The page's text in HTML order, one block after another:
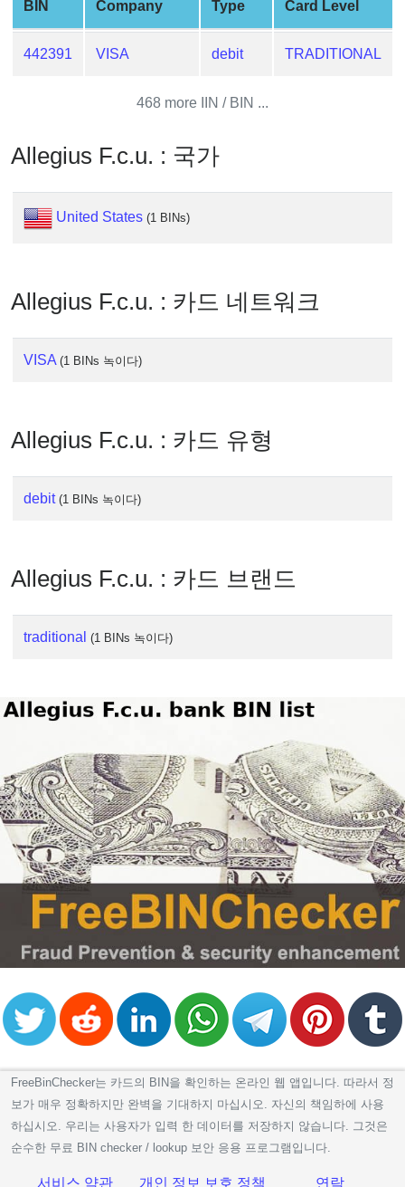
Generate
Credit
Card
Card
Checker
Service
My
IP
IP
BIN
Checker
BIN
Company
Type
Card Level
442391 VISA debit TRADITIONAL
468 more IIN / BIN ...
Allegius F.c.u. : 국가
United States (1 BINs)
Allegius F.c.u. : 카드 네트워크
VISA (1 BINs 녹이다)
Allegius F.c.u. : 카드 유형
debit (1 BINs 녹이다)
Allegius F.c.u. : 카드 브랜드
traditional (1 BINs 녹이다)
FreeBinChecker는 카드의 BIN을 확인하는 온라인 웹 앱입니다. 따라서 정
보가 매우 정확하지만 완벽을 기대하지 마십시오. 자신의 책임하에 사용
하십시오. 우리는 사용자가 입력 한 데이터를 저장하지 않습니다. 그것은
순수한 무료 BIN checker / lookup 보안 응용 프로그램입니다.
서비스 약관 개인 정보 보호 정책 연락